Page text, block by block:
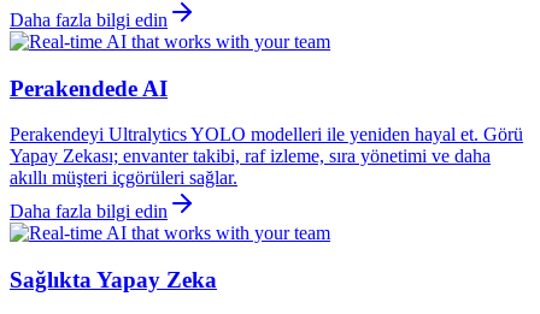
Daha fazla bilgi edin
Perakendede AI
Perakendeyi Ultralytics YOLO modelleri ile yeniden hayal et. Görü
Yapay Zekası; envanter takibi, raf izleme, sıra yönetimi ve daha
akıllı müşteri içgörüleri sağlar.
Daha fazla bilgi edin
Sağlıkta Yapay Zeka